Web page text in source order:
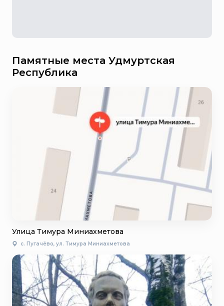
Памятные места Удмуртская
Республика
Улица Тимура Миниахметова
с. Пугачёво, ул. Тимура Миниахметова